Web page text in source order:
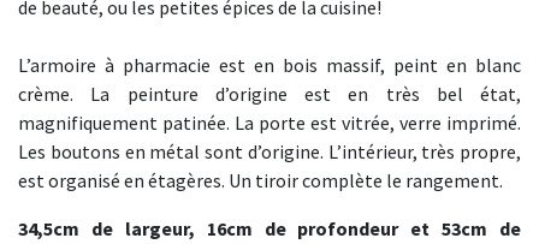
de beauté, ou les petites épices de la cuisine!
L’armoire à pharmacie est en bois massif, peint en blanc
crème. La peinture d’origine est en très bel état,
magnifiquement patinée. La porte est vitrée, verre imprimé.
Les boutons en métal sont d’origine. L’intérieur, très propre,
est organisé en étagères. Un tiroir complète le rangement.
34,5cm de largeur, 16cm de profondeur et 53cm de